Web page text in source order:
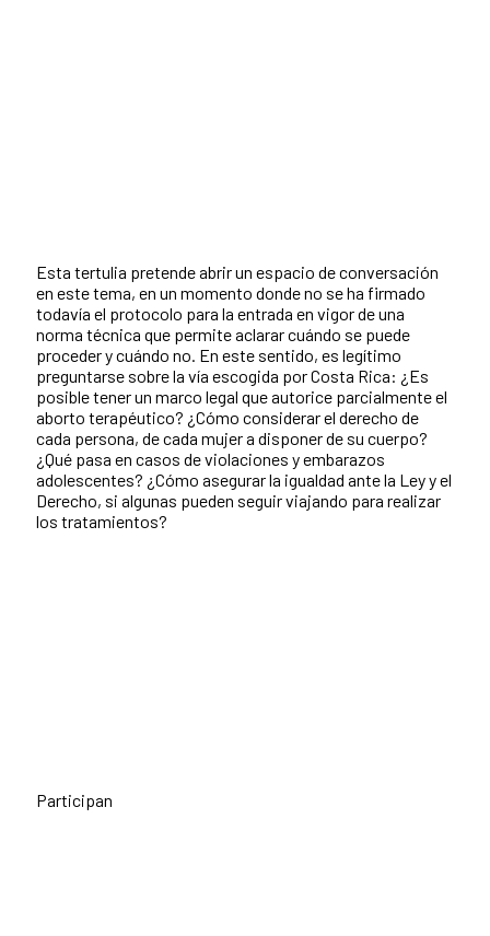
Esta tertulia pretende abrir un espacio de conversación
en este tema, en un momento donde no se ha firmado
todavía el protocolo para la entrada en vigor de una
norma técnica que permite aclarar cuándo se puede
proceder y cuándo no. En este sentido, es legítimo
preguntarse sobre la vía escogida por Costa Rica: ¿Es
posible tener un marco legal que autorice parcialmente el
aborto terapéutico? ¿Cómo considerar el derecho de
cada persona, de cada mujer a disponer de su cuerpo?
¿Qué pasa en casos de violaciones y embarazos
adolescentes? ¿Cómo asegurar la igualdad ante la Ley y el
Derecho, si algunas pueden seguir viajando para realizar
los tratamientos?
Participan